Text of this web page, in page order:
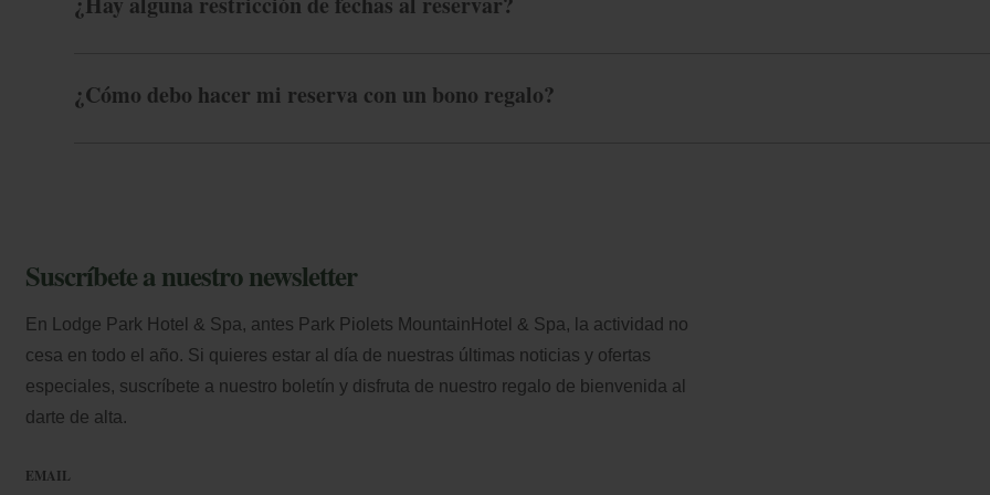
¿Cómo debo hacer mi reserva con un bono regalo?
Suscríbete a nuestro newsletter
En Lodge Park Hotel & Spa, antes Park Piolets MountainHotel & Spa, la actividad no
cesa en todo el año. Si quieres estar al día de nuestras últimas noticias y ofertas
especiales, suscríbete a nuestro boletín y disfruta de nuestro regalo de bienvenida al
darte de alta.
EMAIL